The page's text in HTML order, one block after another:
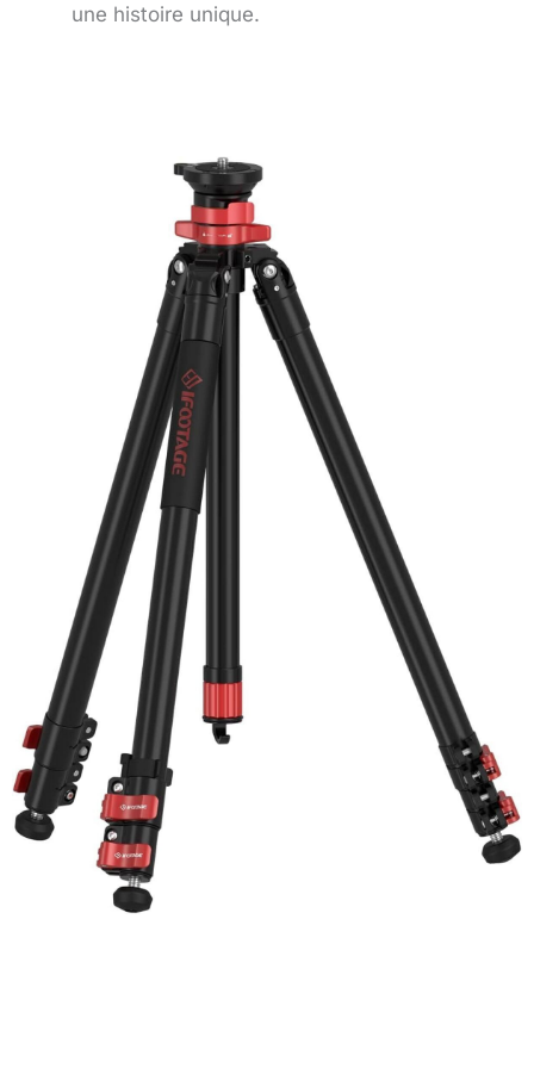
une histoire unique.